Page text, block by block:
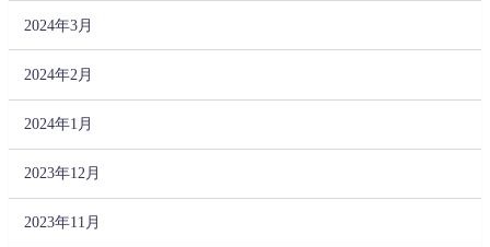
2024年3月
2024年2月
2024年1月
2023年12月
2023年11月